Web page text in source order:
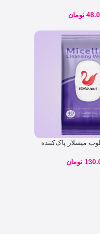
تومان
میسلار پاک‌کننده
تومان